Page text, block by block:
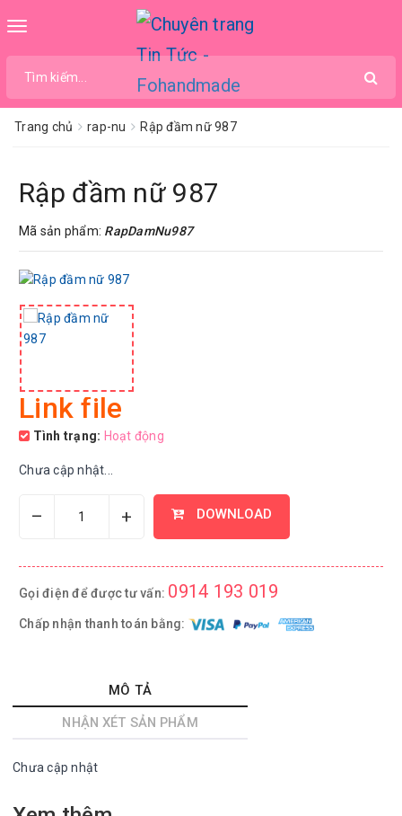
Toggle
Trang chủ rap-nu Rập đầm nữ 987
Rập đầm nữ 987
Mã sản phẩm: RapDamNu987
Link file
Tình trạng: Hoạt động
Chưa cập nhật...
– + DOWNLOAD
Gọi điện để được tư vấn: 0914 193 019
Chấp nhận thanh toán bằng:
MÔ TẢ
NHẬN XÉT SẢN PHẨM
Chưa cập nhật